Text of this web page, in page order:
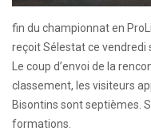
fin du championnat en
reçoit Sélestat ce vendredi
Le coup d’envoi de la
classement, les visiteurs
Bisontins sont septièmes.
formations.